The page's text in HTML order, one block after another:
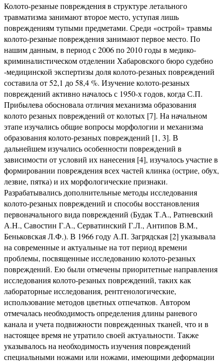
Колото-резаные повреждения в структуре летального
травматизма занимают второе место, уступая лишь
повреждениям тупыми предметами. Среди «острой» травмы
колото-резаные повреждения занимают первое место. По
нашим данным, в период с 2006 по 2010 годы в медико-
криминалистическом отделении Хабаровского бюро судебно
-медицинской экспертизы доля колото-резаных повреждений
составила от 52,1 до 58,4 %. Изучение колото-резаных
повреждений активно началось с 1950-х годов, когда С.П.
Прибылева обосновала отличия механизма образования
колото резаных повреждений от колотых [7]. На начальном
этапе изучались общие вопросы морфологии и механизма
образования колото-резаных повреждений [1, 3]. В
дальнейшем изучались особенности повреждений в
зависимости от условий их нанесения [4], изучалось участие в
формировании повреждения всех частей клинка (острие, обух,
лезвие, пятка) и их морфологические признаки.
Разрабатывались дополнительные методы исследования
колото-резаных повреждений и способы восстановления
первоначального вида повреждений (Будак Т.А., Ратневский
А.Н., Савостин Г.А., Серватинский Г.Л., Антипов В.М.,
Беньковская Л.Ф.). В 1966 году А.П. Загрядская [2] указывала
на современные и актуальные на тот период времени
проблемы, посвященные исследованию колото-резаных
повреждений. Ею были отмечены приоритетные направления
исследования колото-резаных повреждений, таких как
лабораторные исследования, рентгенологические,
использование методов цветных отпечатков. Автором
отмечалась необходимость определения длины раневого
канала и учета подвижности поврежденных тканей, что и в
настоящее время не утратило своей актуальности. Также
указывалось на необходимость изучения повреждений
специальными ножами или ножами, имеющими деформации